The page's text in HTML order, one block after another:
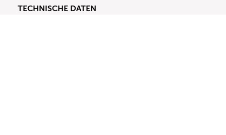
TECHNISCHE DATEN